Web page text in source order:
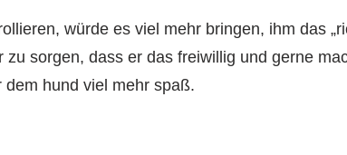
würde es viel mehr bringen, ihm das
zu sorgen, dass er das freiwillig und gerne
hund viel mehr spaß.